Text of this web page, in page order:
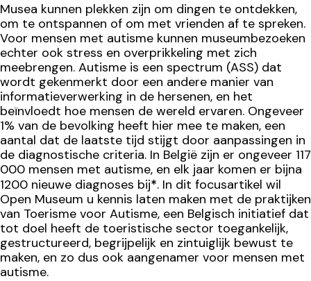
Musea kunnen plekken zijn om dingen te ontdekken,
om te ontspannen of om met vrienden af te spreken.
Voor mensen met autisme kunnen museumbezoeken
echter ook stress en overprikkeling met zich
meebrengen. Autisme is een spectrum (ASS) dat
wordt gekenmerkt door een andere manier van
informatieverwerking in de hersenen, en het
beïnvloedt hoe mensen de wereld ervaren. Ongeveer
1% van de bevolking heeft hier mee te maken, een
aantal dat de laatste tijd stijgt door aanpassingen in
de diagnostische criteria. In België zijn er ongeveer 117
000 mensen met autisme, en elk jaar komen er bijna
1200 nieuwe diagnoses bij*. In dit focusartikel wil
Open Museum u kennis laten maken met de praktijken
van Toerisme voor Autisme, een Belgisch initiatief dat
tot doel heeft de toeristische sector toegankelijk,
gestructureerd, begrijpelijk en zintuiglijk bewust te
maken, en zo dus ook aangenamer voor mensen met
autisme.